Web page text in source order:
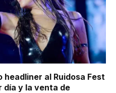
headliner al Ruidosa Fest
día y la venta de